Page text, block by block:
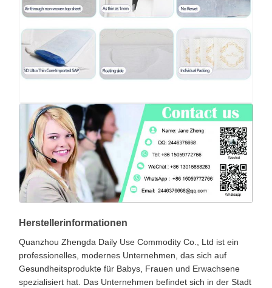
Herstellerinformationen
Quanzhou Zhengda Daily Use Commodity Co., Ltd ist ein
professionelles, modernes Unternehmen, das sich auf
Gesundheitsprodukte für Babys, Frauen und Erwachsene
spezialisiert hat. Das Unternehmen befindet sich in der Stadt